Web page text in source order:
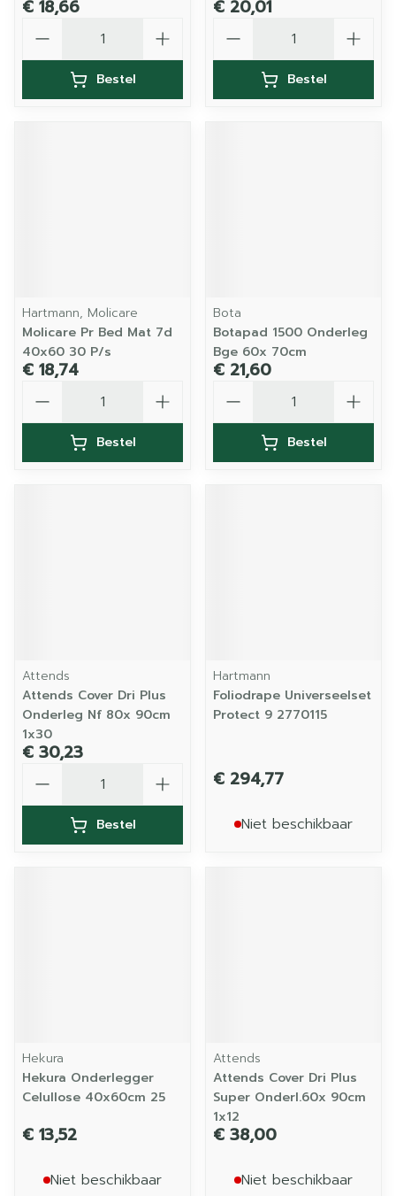
€ 18,66
Bestel
€ 20,01
Bestel
Hartmann, Molicare
Molicare Pr Bed Mat 7d
40x60 30 P/s
€ 18,74
Bestel
Bota
Botapad 1500 Onderleg
Bge 60x 70cm
€ 21,60
Bestel
Attends
Attends Cover Dri Plus
Onderleg Nf 80x 90cm
1x30
€ 30,23
Bestel
Hartmann
Foliodrape Universeelset
Protect 9 2770115
€ 294,77
Niet beschikbaar
Hekura
Hekura Onderlegger
Celullose 40x60cm 25
€ 13,52
Niet beschikbaar
Attends
Attends Cover Dri Plus
Super Onderl.60x 90cm
1x12
€ 38,00
Niet beschikbaar